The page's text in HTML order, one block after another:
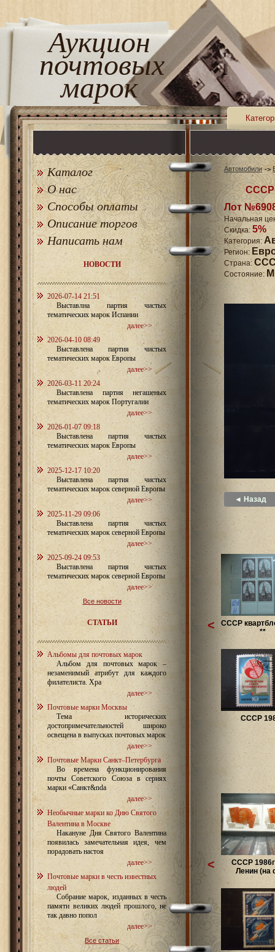
Аукцион
почтовых
марок
Каталог
О нас
Способы оплаты
Описание торгов
Написать нам
НОВОСТИ
2026-07-14 21:51
Выставлна партия чистых
тематических марок Испании
далее>>
2026-04-10 08:49
Выставлена партия чистых
тематических марок Европы
далее>>
2026-03-11 20:24
Выставлена партия негашеных
тематических марок Португалии
далее>>
2026-01-07 09:18
Выставлена партия чистых
тематических марок Европы
далее>>
2025-12-17 10:20
Выставлена партия чистых
тематических марок северной Европы
далее>>
2025-11-29 09:06
Выставлена партия чистых
тематических марок северной Европы
далее>>
2025-09-24 09:53
Выставлена партия чистых
тематических марок северной Европы
далее>>
Все новости
СТАТЬИ
Альбомы для почтовых марок
Альбом для почтовых марок –
незаменимый атрибут для каждого
филателиста. Хра
далее>>
Почтовые марки Москвы
Тема исторических
достопримечательностей широко
освещена в выпусках почтовых марок
далее>>
Почтовые Марки Санкт–Петербурга
Во времена функционирования
почты Советского Союза в сериях
марки «Санкт&nda
далее>>
Необычные марки ко Дню Святого
Валентина в Москве
Накануне Дня Святого Валентина
появилась замечательная идея, чем
порадовать настоя
далее>>
Почтовые марки в честь известных
людей
Собрание марок, изданных в честь
памяти великих людей прошлого, не
так давно попол
далее>>
Все статьи
Автомобили
СССР
Лот
Начальная
Скидка: 5%
Категория:
Регион:
Страна:
Состояние:
◄ Назад
СССР
**
СССР
<
СССР
Ленин (на
<